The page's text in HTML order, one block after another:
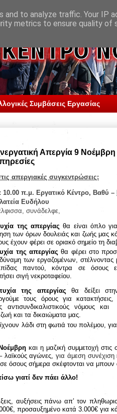
Συμβάσεις Εργασίας
Απεργία 9
απεργιακές συγκεντρώσεις:
: 10.00 π.μ. Εργατικό Κέντρο, Βαθύ –
Ευδήλου
συνάδελφε,
της απεργίας θα είναι όπλο
των όρων δουλειάς και ζωής μας
έχουν φέρει σε οριακό σημείο τη
της απεργίας θα φέρει στο
των εργαζομένων,
παντού, κόντρα σε όσους
σιγή νεκροταφείου.
της απεργίας θα δείξει
τους όρους για
νόμους και
και τα δικαιώματα μας.
λάδι στη φωτιά του πολέμου,
και η μαζική συμμετοχή στις
λαϊκούς αγώνες,για άμεση
σε όσους σήμερα σκέφτονται να
γιατί δεν πάει άλλο!
αυξήσεις πάνω απ’ τον
προσαυξημένο κατά 3.000€ για
to analyze traffic. Your IP
metrics to ensure quality of